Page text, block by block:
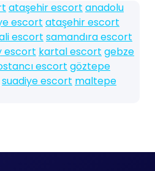
ataşehir escort anadolu
escort ataşehir escort
escort samandıra escort
escort kartal escort gebze
escort göztepe
suadiye escort maltepe